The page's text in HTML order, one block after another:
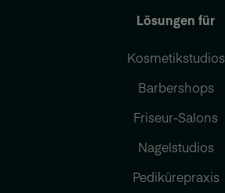
Lösungen für
Kosmetikstudios
Barbershops
Friseur-Salons
Nagelstudios
Pedikürepraxis